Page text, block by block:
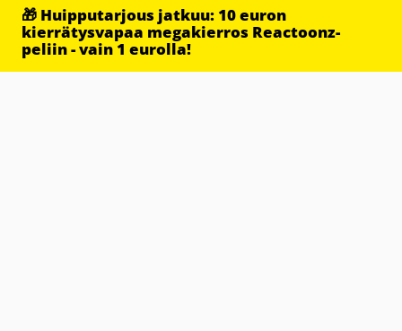
🎁 Huipputarjous jatkuu: 10 euron
kierrätysvapaa megakierros Reactoonz-
peliin - vain 1 eurolla!